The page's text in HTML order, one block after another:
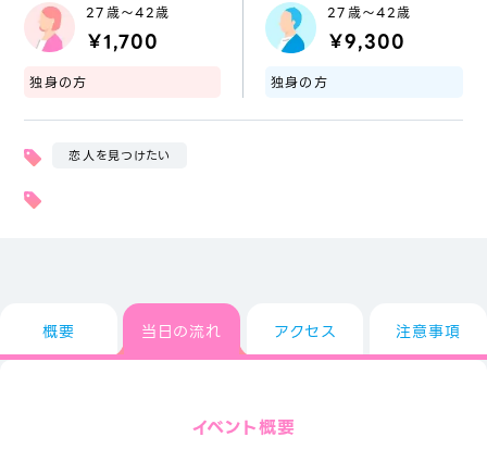
27歳～42歳
￥1,700
独身の方
27歳～42歳
￥9,300
独身の方
恋人を見つけたい
概要 当日の流れ アクセス 注意事項
イベント概要